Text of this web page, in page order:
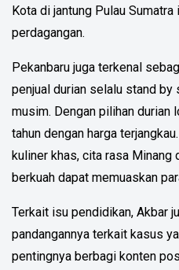
Kota di jantung Pulau
perdagangan.
Pekanbaru juga terkenal
penjual durian selalu stand by
musim. Dengan pilihan durian
tahun dengan harga
kuliner khas, cita rasa Minang
berkuah dapat memuaskan
Terkait isu pendidikan, Akbar
pandangannya terkait kasus
pentingnya berbagi konten